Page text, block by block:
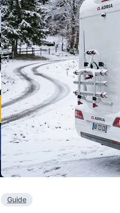
Guide